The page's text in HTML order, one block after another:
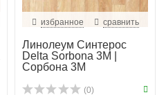
избранное сравнить
Линолеум Синтерос
Delta Sorbona 3M |
Сорбона 3М
(0)